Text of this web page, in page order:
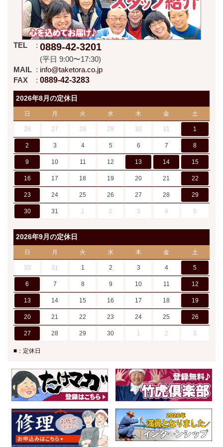
TEL 0889-42-3201
(平日 9:00〜17:30)
MAIL
info@taketora.co.jp
FAX
0889-42-3283
2026年8月の定休日
日 月 火 水 木 金 土
26 27 28 29 30 31 1
2 3 4 5 6 7 8
9 10 11 12 13 14 15
16 17 18 19 20 21 22
23 24 25 26 27 28 29
30 31 1 2 3 4 5
2026年9月の定休日
日 月 火 水 木 金 土
30 31 1 2 3 4 5
6 7 8 9 10 11 12
13 14 15 16 17 18 19
20 21 22 23 24 25 26
27 28 29 30 1 2 3
■：定休日